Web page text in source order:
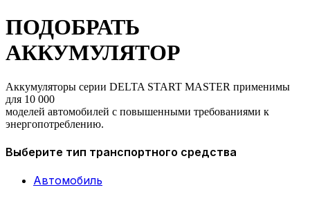
ПОДОБРАТЬ
АККУМУЛЯТОР
Аккумуляторы серии DELTA START MASTER применимы
для 10 000
моделей автомобилей с повышенными требованиями к
энергопотреблению.
Выберите тип транспортного средства
Автомобиль